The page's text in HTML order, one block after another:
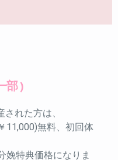
部 )
れた方は、
11,000)無料、初回体
娩特典価格になりま